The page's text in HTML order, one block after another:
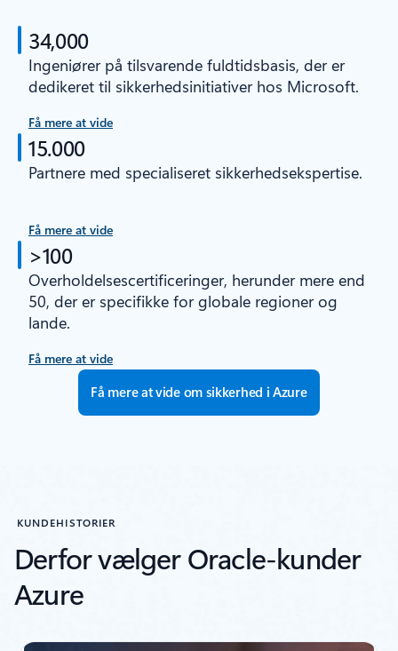
34,000
Ingeniører på tilsvarende fuldtidsbasis, der er
dedikeret til sikkerhedsinitiativer hos Microsoft.
Få mere at vide
15.000
Partnere med specialiseret sikkerhedsekspertise.
Få mere at vide
>100
Overholdelsescertificeringer, herunder mere end
50, der er specifikke for globale regioner og
lande.
Få mere at vide
Få mere at vide om sikkerhed i Azure
KUNDEHISTORIER
Derfor vælger Oracle-kunder
Azure